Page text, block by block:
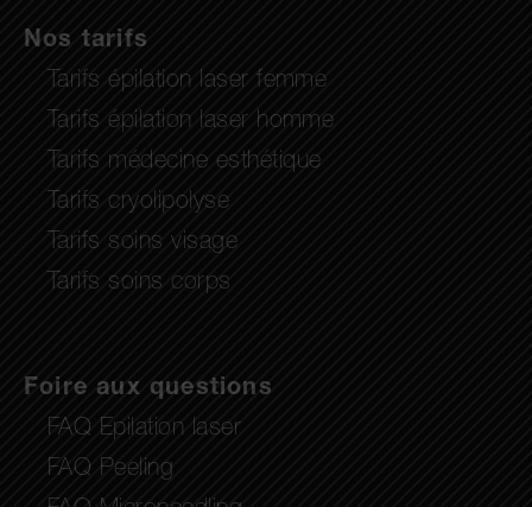
Nos tarifs
Tarifs épilation laser femme
Tarifs épilation laser homme
Tarifs médecine esthétique
Tarifs cryolipolyse
Tarifs soins visage
Tarifs soins corps
Foire aux questions
FAQ Epilation laser
FAQ Peeling